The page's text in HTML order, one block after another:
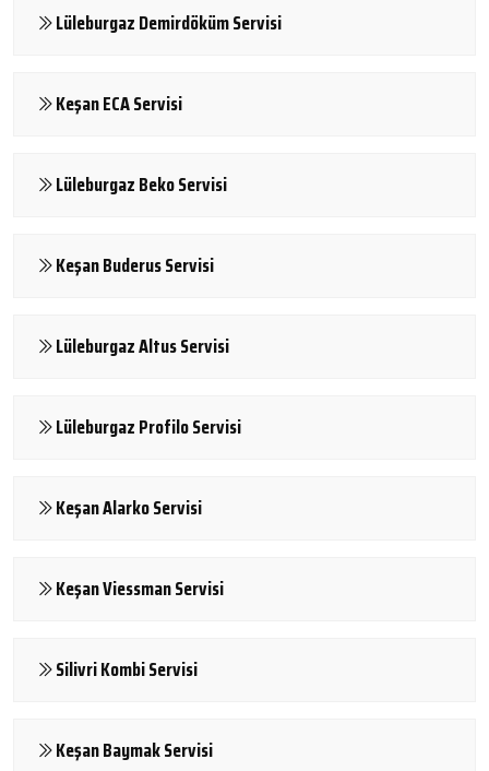
Lüleburgaz Demirdöküm Servisi
Keşan ECA Servisi
Lüleburgaz Beko Servisi
Keşan Buderus Servisi
Lüleburgaz Altus Servisi
Lüleburgaz Profilo Servisi
Keşan Alarko Servisi
Keşan Viessman Servisi
Silivri Kombi Servisi
Keşan Baymak Servisi